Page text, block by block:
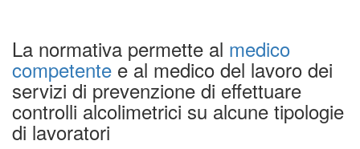
La normativa permette al medico
competente e al medico del lavoro dei
servizi di prevenzione di effettuare
controlli alcolimetrici su alcune tipologie
di lavoratori